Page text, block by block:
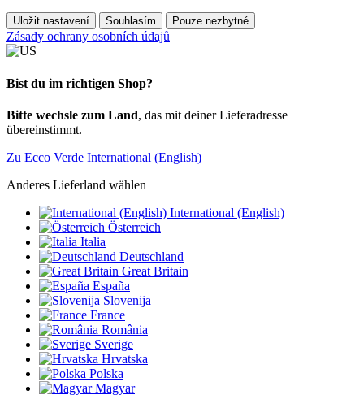
Uložit nastavení Souhlasím Pouze nezbytné
Zásady ochrany osobních údajů
Bist du im richtigen Shop?
Bitte wechsle zum Land, das mit deiner Lieferadresse
übereinstimmt.
Zu Ecco Verde International (English)
Anderes Lieferland wählen
International (English)
Österreich
Italia
Deutschland
Great Britain
España
Slovenija
France
România
Sverige
Hrvatska
Polska
Magyar